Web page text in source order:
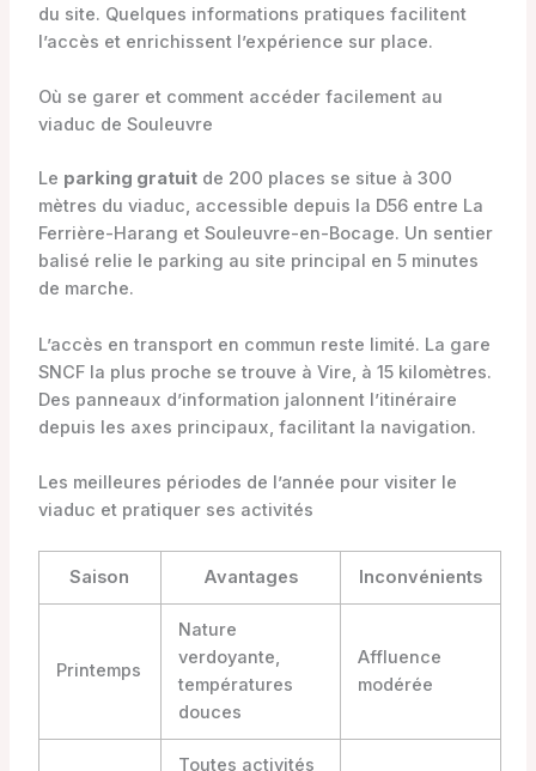
du site. Quelques informations pratiques facilitent
l’accès et enrichissent l’expérience sur place.
Où se garer et comment accéder facilement au
viaduc de Souleuvre
Le parking gratuitde 200 places se situe à 300
mètres du viaduc, accessible depuis la D56 entre La
Ferrière-Harang et Souleuvre-en-Bocage. Un sentier
balisé relie le parking au site principal en 5 minutes
de marche.
L’accès en transport en commun reste limité. La gare
SNCF la plus proche se trouve à Vire, à 15 kilomètres.
Des panneaux d’information jalonnent l’itinéraire
depuis les axes principaux, facilitant la navigation.
Les meilleures périodes de l’année pour visiter le
viaduc et pratiquer ses activités
Saison Avantages Inconvénients
Printemps
Nature
verdoyante,
températures
douces
Affluence
modérée
Toutes activités